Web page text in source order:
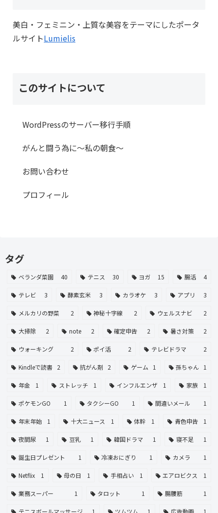
美白・フェミニン・上質な美容をテーマにしたポータ
ルサイトLumielis
このサイトについて
WordPressのサーバー移行手順
がんと闘う為に～私の朝食～
お問い合わせ
プロフィール
タグ
ベランダ菜園 40 テニス 30 ヨガ 15 腸活 4
テレビ 3 酵素玄米 3 カラオケ 3 アプリ 3
メルカリの野菜 2 神秘十字線 2 ウェルスナビ 2
大掃除 2 note 2 確定申告 2 暑さ対策 2
ウォーキング 2 ポイ活 2 テレビドラマ 2
Kindleで読書 2 抗がん剤 2 ゲーム 1 孫ちゃん 1
年金 1 ストレッチ 1 インフルエンザ 1 家族 1
ポケモンGO 1 タクシーGO 1 間違いメール 1
年末年始 1 十大ニュース 1 体幹 1 青色申告 1
夜間尿 1 豆乳 1 韓国ドラマ 1 寝不足 1
誕生日プレゼント 1 冷凍おにぎり 1 カメラ 1
Netflix 1 母の日 1 手相占い 1 エアロビクス 1
業務スーパー 1 タロット 1 腸腰筋 1